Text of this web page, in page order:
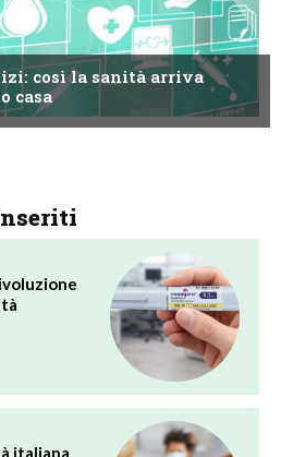
così la sanità arriva
casa
italiana